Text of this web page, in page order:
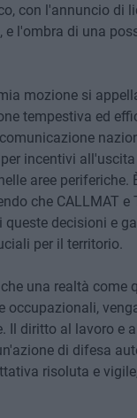
con l'annuncio di
l'ombra di una
mozione si
tempestiva ed
incentivi
aree
che CALLMAT
queste decisioni e
per il territorio.
una realtà
occupazionali,
Il diritto al lavoro e
di difesa
risoluta e